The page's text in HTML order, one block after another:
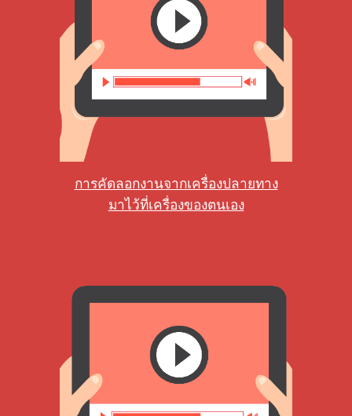
การคัดลอกงานจากเครื่องปลายทาง
มาไว้ที่เครื่องของตนเอง